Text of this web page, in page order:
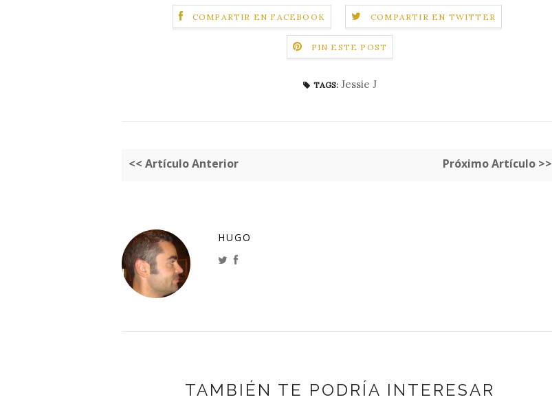
COMPARTIR EN FACEBOOK COMPARTIR EN TWITTER
PIN ESTE POST
TAGS: Jessie J
<< Artículo Anterior Próximo Artículo >>
HUGO
TAMBIÉN TE PODRÍA INTERESAR